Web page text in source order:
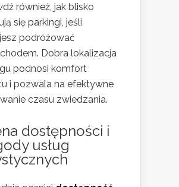
również, jak blisko
się parkingi, jeśli
podróżować
Dobra lokalizacja
podnosi komfort
i pozwala na efektywne
czasu zwiedzania.
dostępności i
usług